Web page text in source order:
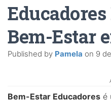
Bem-Estar
Published by Pamela on 9
Bem-Estar Educadores é